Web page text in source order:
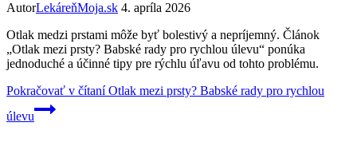
AutorLekáreňMoja.sk 4. apríla 2026
Otlak medzi prstami môže byť bolestivý a nepríjemný. Článok
„Otlak mezi prsty? Babské rady pro rychlou úlevu“ ponúka
jednoduché a účinné tipy pre rýchlu úľavu od tohto problému.
Pokračovať v čítaníOtlak mezi prsty? Babské rady pro rychlou
úlevu